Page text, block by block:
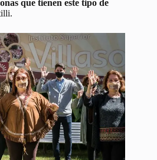
que tienen este tipo de